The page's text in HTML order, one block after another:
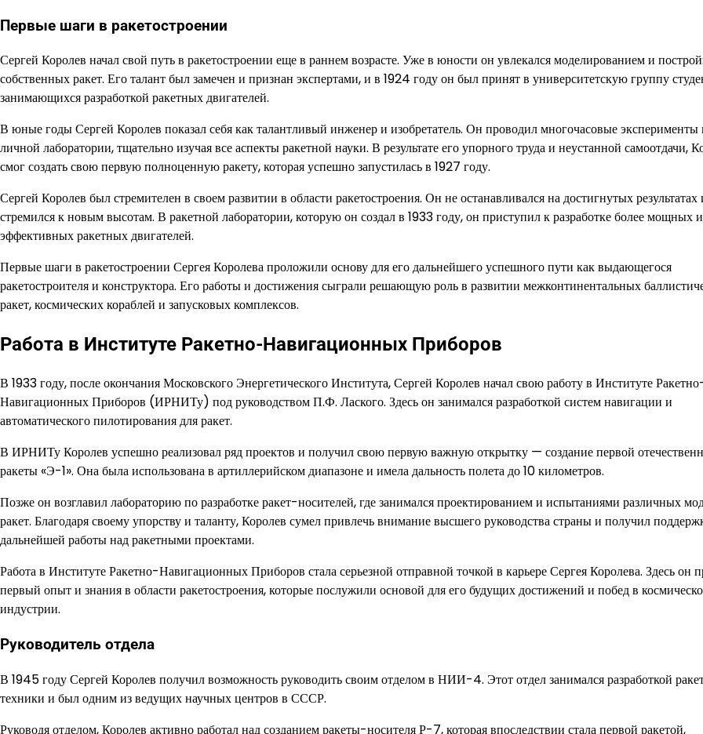
Первые шаги в ракетостроении
Сергей Королев начал свой путь в ракетостроении еще в раннем возрасте. Уже в юности он увлекался моделированием и
собственных ракет. Его талант был замечен и признан экспертами, и в 1924 году он был принят в университетскую группу
занимающихся разработкой ракетных двигателей.
В юные годы Сергей Королев показал себя как талантливый инженер и изобретатель. Он проводил многочасовые эксперименты
личной лаборатории, тщательно изучая все аспекты ракетной науки. В результате его упорного труда и неустанной самоотдачи,
смог создать свою первую полноценную ракету, которая успешно запустилась в 1927 году.
Сергей Королев был стремителен в своем развитии в области ракетостроения. Он не останавливался на достигнутых результатах
стремился к новым высотам. В ракетной лаборатории, которую он создал в 1933 году, он приступил к разработке более мощных и
эффективных ракетных двигателей.
Первые шаги в ракетостроении Сергея Королева проложили основу для его дальнейшего успешного пути как выдающегося
ракетостроителя и конструктора. Его работы и достижения сыграли решающую роль в развитии межконтинентальных
ракет, космических кораблей и запусковых комплексов.
Работа в Институте Ракетно-Навигационных Приборов
В 1933 году, после окончания Московского Энергетического Института, Сергей Королев начал свою работу в Институте
Навигационных Приборов (ИРНИТу) под руководством П.Ф. Лаского. Здесь он занимался разработкой систем навигации и
автоматического пилотирования для ракет.
В ИРНИТу Королев успешно реализовал ряд проектов и получил свою первую важную открытку — создание первой
ракеты «Э-1». Она была использована в артиллерийском диапазоне и имела дальность полета до 10 километров.
Позже он возглавил лабораторию по разработке ракет-носителей, где занимался проектированием и испытаниями различных
ракет. Благодаря своему упорству и таланту, Королев сумел привлечь внимание высшего руководства страны и получил
дальнейшей работы над ракетными проектами.
Работа в Институте Ракетно-Навигационных Приборов стала серьезной отправной точкой в карьере Сергея Королева. Здесь он
первый опыт и знания в области ракетостроения, которые послужили основой для его будущих достижений и побед в
индустрии.
Руководитель отдела
В 1945 году Сергей Королев получил возможность руководить своим отделом в НИИ-4. Этот отдел занимался разработкой
техники и был одним из ведущих научных центров в СССР.
Руководя отделом, Королев активно работал над созданием ракеты-носителя Р-7, которая впоследствии стала первой ракетой,